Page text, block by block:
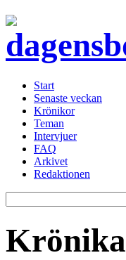
Start
Senaste veckan
Krönikor
Teman
Intervjuer
FAQ
Arkivet
Redaktionen
Krönika